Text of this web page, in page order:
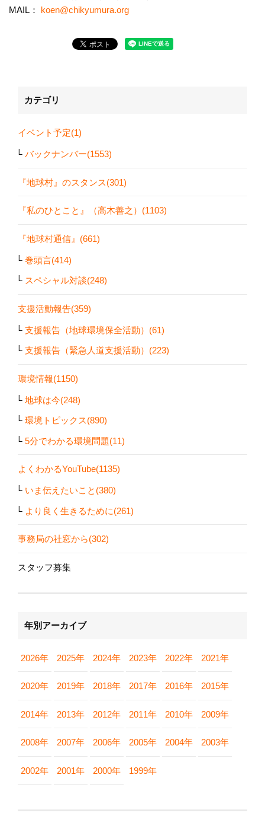
MAIL： koen@chikyumura.org
カテゴリ
イベント予定(1)
バックナンバー(1553)
『地球村』のスタンス(301)
『私のひとこと』（高木善之）(1103)
『地球村通信』(661)
巻頭言(414)
スペシャル対談(248)
支援活動報告(359)
支援報告（地球環境保全活動）(61)
支援報告（緊急人道支援活動）(223)
環境情報(1150)
地球は今(248)
環境トピックス(890)
5分でわかる環境問題(11)
よくわかるYouTube(1135)
いま伝えたいこと(380)
より良く生きるために(261)
事務局の社窓から(302)
スタッフ募集
年別アーカイブ
2026年 2025年 2024年 2023年 2022年 2021年
2020年 2019年 2018年 2017年 2016年 2015年
2014年 2013年 2012年 2011年 2010年 2009年
2008年 2007年 2006年 2005年 2004年 2003年
2002年 2001年 2000年 1999年